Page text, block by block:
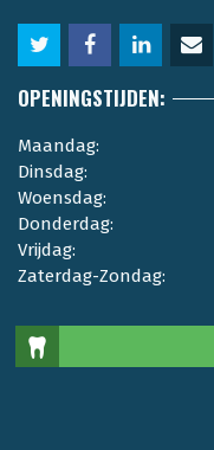
OPENINGSTIJDEN:
Maandag:
Dinsdag:
Woensdag:
Donderdag:
Vrijdag:
Zaterdag-Zondag: